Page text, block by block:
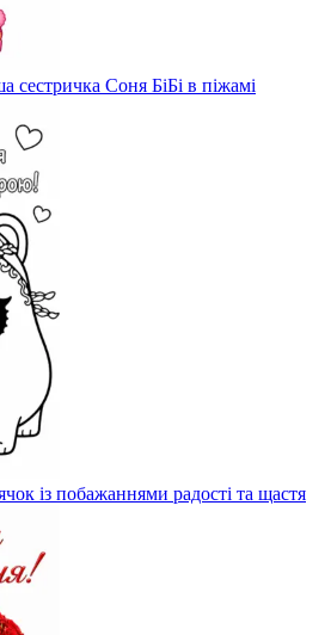
сестричка Соня БіБі в піжамі
із побажаннями радості та щастя